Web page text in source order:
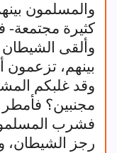
والمسلمون
كثيرة
وألقى
بينهم، تزعمون
وقد غلبكم
مجنبين؟ فأمطر
فشرب
رجز الشيطان،